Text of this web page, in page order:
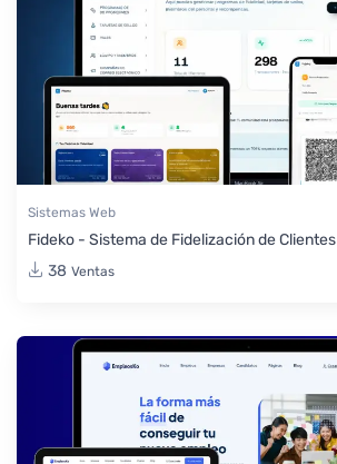
Sistemas Web
Fideko - Sistema de Fidelización de Clientes
38 Ventas